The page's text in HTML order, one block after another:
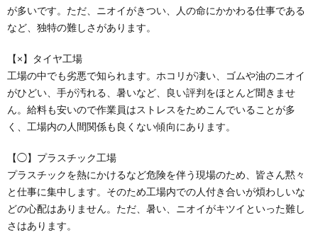
が多いです。ただ、ニオイがきつい、人の命にかかわる仕事である
など、独特の難しさがあります。
【×】タイヤ工場
工場の中でも劣悪で知られます。ホコリが凄い、ゴムや油のニオイ
がひどい、手が汚れる、暑いなど、良い評判をほとんど聞きませ
ん。給料も安いので作業員はストレスをためこんでいることが多
く、工場内の人間関係も良くない傾向にあります。
【◯】プラスチック工場
プラスチックを熱にかけるなど危険を伴う現場のため、皆さん黙々
と仕事に集中します。そのため工場内での人付き合いが煩わしいな
どの心配はありません。ただ、暑い、ニオイがキツイといった難し
さはあります。